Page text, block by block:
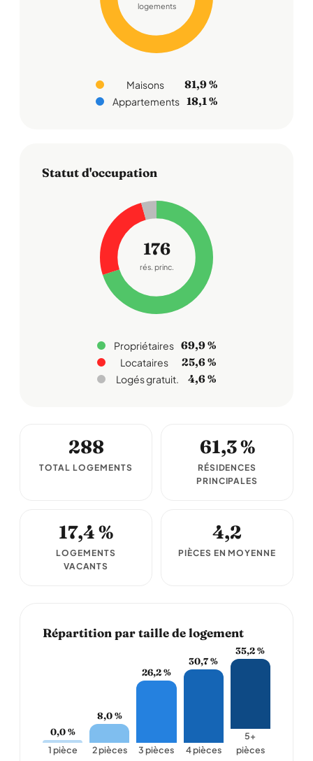
logements
Maisons 81,9 %
Appartements 18,1 %
Statut d'occupation
176
rés. princ.
Propriétaires 69,9 %
Locataires 25,6 %
Logés gratuit. 4,6 %
288
TOTAL LOGEMENTS
61,3 %
RÉSIDENCES
PRINCIPALES
17,4 %
LOGEMENTS
VACANTS
4,2
PIÈCES EN MOYENNE
Répartition par taille de logement
0,0 %
1 pièce
8,0 %
2 pièces
26,2 %
3 pièces
30,7 %
4 pièces
35,2 %
5+
pièces